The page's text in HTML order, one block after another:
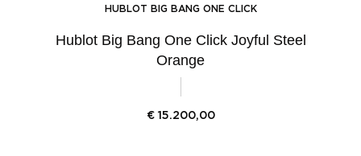
HUBLOT BIG BANG ONE CLICK
Hublot Big Bang One Click Joyful Steel
Orange
€ 15.200,00